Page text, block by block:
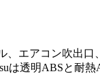
エアコン吹出
は透明ABSと耐